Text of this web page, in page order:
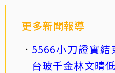
更多新聞報導
5566小刀證實
台玻千金林文晴